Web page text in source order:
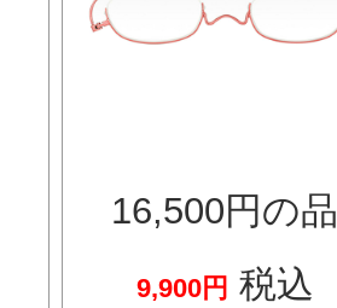
16,500円の品
9,900円 税込